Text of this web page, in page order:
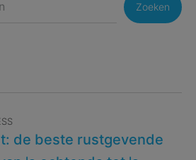
Zoeken
de beste rustgevende